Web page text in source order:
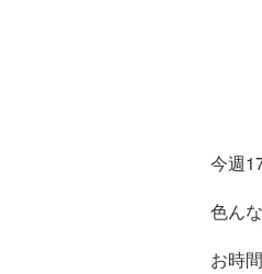
今週
色ん
お時